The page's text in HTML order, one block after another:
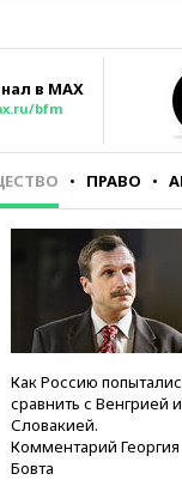
в MAX
bfm
ПРАВО
Как Россию
сравнить с Венгрией и
Словакией.
Комментарий Георгия
Бовта